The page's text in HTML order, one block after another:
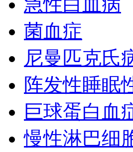
急性白血病
菌血症
尼曼匹克氏
阵发性睡眠
巨球蛋白血
慢性淋巴细